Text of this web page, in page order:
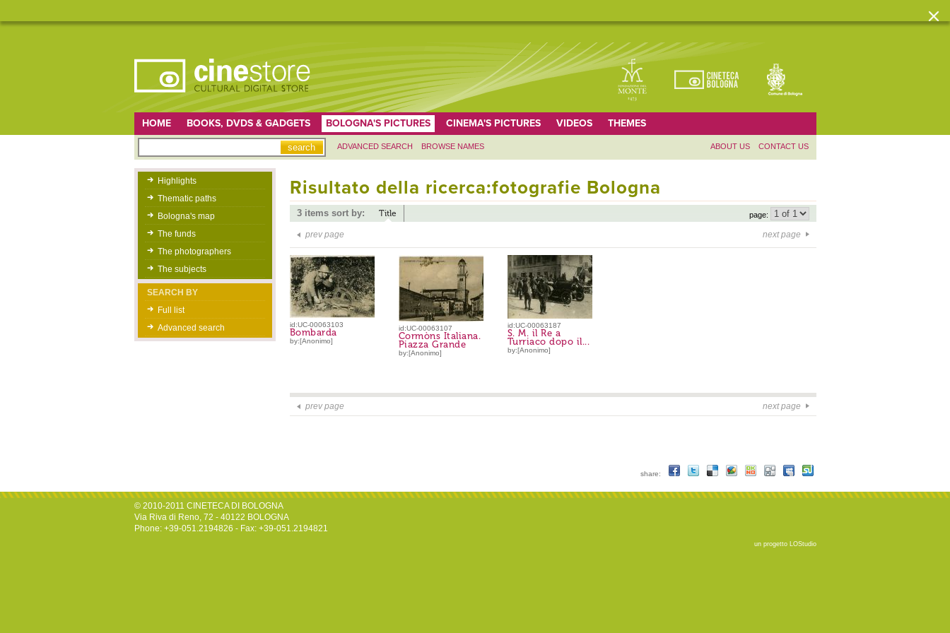
HOME BOOKS, DVDS & GADGETS BOLOGNA'S PICTURES CINEMA'S PICTURES VIDEOS THEMES
ADVANCED SEARCH BROWSE NAMES ABOUT US CONTACT US
Highlights
Thematic paths
Bologna's map
The funds
The photographers
The subjects
SEARCH BY
Full list
Advanced search
Risultato della ricerca:fotografie Bologna
3 items sort by: Title page:
prev page next page
id:UC-00063103
Bombarda
by:[Anonimo]
id:UC-00063107
Cormòns Italiana.
Piazza Grande
by:[Anonimo]
id:UC-00063187
S. M. il Re a
Turriaco dopo il...
by:[Anonimo]
prev page next page
share:
© 2010-2011 CINETECA DI BOLOGNA
Via Riva di Reno, 72 - 40122 BOLOGNA
Phone: +39-051.2194826 - Fax: +39-051.2194821
un progetto LOStudio